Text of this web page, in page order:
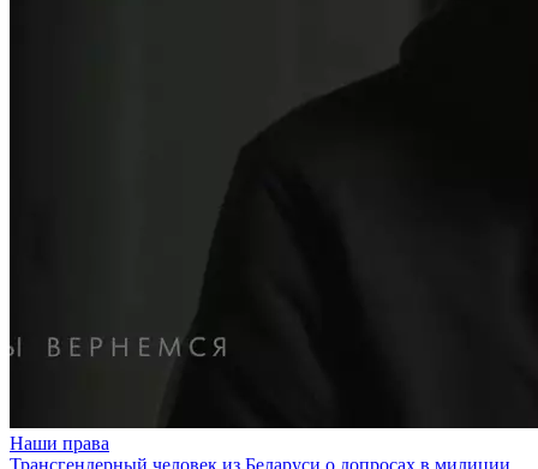
Наши права
Трансгендерный человек из Беларуси о допросах в милиции